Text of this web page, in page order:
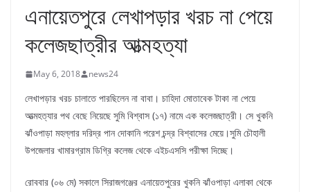
এনায়েতপুরে লেখাপড়ার খরচ না পেয়ে
কলেজছাত্রীর আত্মহত্যা
May 6, 2018 news24
লেখাপড়ার খরচ চালাতে পারছিলেন না বাবা। চাহিদা মোতাবেক টাকা না পেয়ে
আত্মহত্যার পথ বেছে নিয়েছে সুমি বিশ্বাস (১৭) নামে এক কলেজছাত্রী। সে খুকনি
ঝাঁওপাড়া মহল্লার দরিদ্র পান দোকানি পরেশ চন্দ্র বিশ্বাসের মেয়ে।সুমি চৌহালী
উপজেলার খামারগ্রাম ডিগ্রি কলেজ থেকে এইচএসসি পরীক্ষা দিচ্ছে।
রোববার (০৬ মে) সকালে সিরাজগঞ্জের এনায়েতপুরের খুকনি ঝাঁওপাড়া এলাকা থেকে